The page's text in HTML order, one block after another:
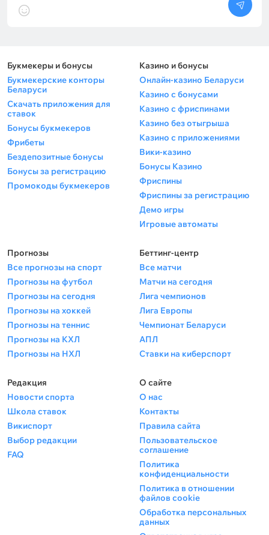
Букмекеры и бонусы
Букмекерские конторы
Беларуси
Скачать приложения для
ставок
Бонусы букмекеров
Фрибеты
Бездепозитные бонусы
Бонусы за регистрацию
Промокоды букмекеров
Казино и бонусы
Онлайн-казино Беларуси
Казино с бонусами
Казино с фриспинами
Казино без отыгрыша
Казино с приложениями
Вики-казино
Бонусы Казино
Фриспины
Фриспины за регистрацию
Демо игры
Игровые автоматы
Прогнозы
Все прогнозы на спорт
Прогнозы на футбол
Прогнозы на сегодня
Прогнозы на хоккей
Прогнозы на теннис
Прогнозы на КХЛ
Прогнозы на НХЛ
Беттинг-центр
Все матчи
Матчи на сегодня
Лига чемпионов
Лига Европы
Чемпионат Беларуси
АПЛ
Ставки на киберспорт
Редакция
Новости спорта
Школа ставок
Викиспорт
Выбор редакции
FAQ
О сайте
О нас
Контакты
Правила сайта
Пользовательское
соглашение
Политика
конфиденциальности
Политика в отношении
файлов cookie
Обработка персональных
данных